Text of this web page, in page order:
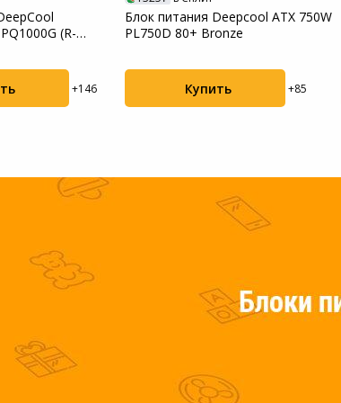
(R-
+146
Блок питания Deepcool ATX 750W
PL750D 80+ Bronze
Купить +85